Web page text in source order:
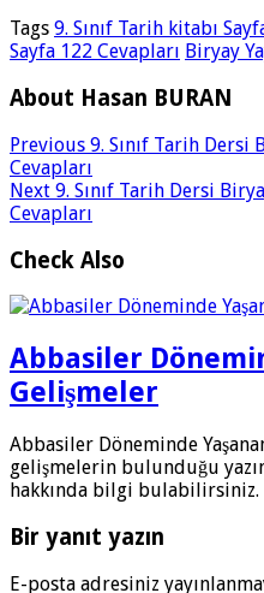
Tags 9. Sınıf Tarih kitabı
Sayfa 122 Cevapları Biryay
About Hasan BURAN
Previous 9. Sınıf Tarih Dersi
Cevapları
Next 9. Sınıf Tarih Dersi
Cevapları
Check Also
Abbasiler
Gelişmeler
Abbasiler Döneminde
gelişmelerin bulunduğu
hakkında bilgi bulabilirsiniz.
Bir yanıt yazın
E-posta adresiniz